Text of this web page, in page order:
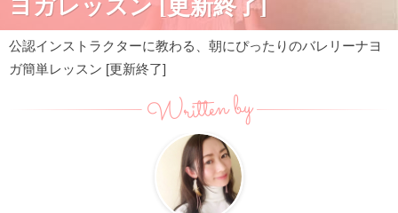
ヨガレッスン [更新終了]
公認インストラクターに教わる、朝にぴったりのバレリーナヨ
ガ簡単レッスン [更新終了]
Written by